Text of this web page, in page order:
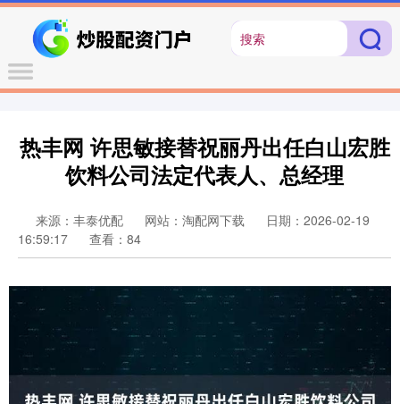
热丰网 许思敏接替祝丽丹出任白山宏胜
饮料公司法定代表人、总经理
来源：丰泰优配 网站：淘配网下载
日期：2026-02-19
16:59:17
查看：84